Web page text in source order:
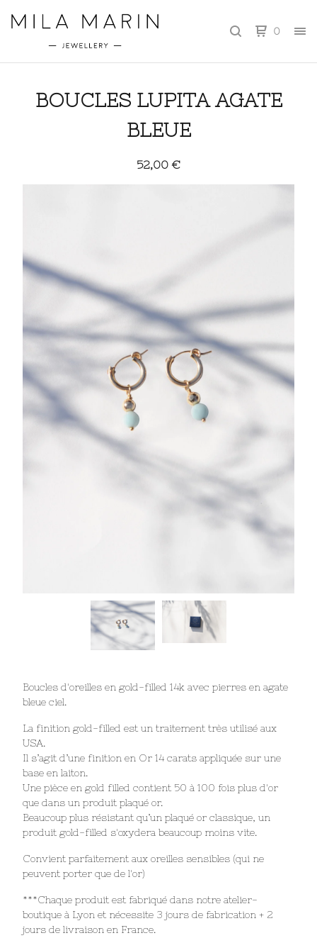
0
BOUCLES LUPITA AGATE
BLEUE
52,00 €
Boucles d'oreilles en gold-filled 14k avec pierres en agate
bleue ciel.
La finition gold-filled est un traitement très utilisé aux
USA.
Il s’agit d’une finition en Or 14 carats appliquée sur une
base en laiton.
Une pièce en gold filled contient 50 à 100 fois plus d'or
que dans un produit plaqué or.
Beaucoup plus résistant qu’un plaqué or classique, un
produit gold-filled s'oxydera beaucoup moins vite.
Convient parfaitement aux oreilles sensibles (qui ne
peuvent porter que de l'or)
***Chaque produit est fabriqué dans notre atelier-
boutique à Lyon et nécessite 3 jours de fabrication + 2
jours de livraison en France.